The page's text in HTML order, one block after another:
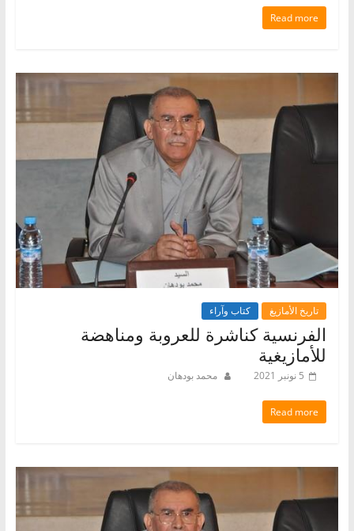
Read more
تاريخ الأمازيغ كتاب وآراء
الفرنسية كناشرة للعروبة ومناهضة
للأمازيغية
5 نونبر 2021 محمد بودهان
Read more